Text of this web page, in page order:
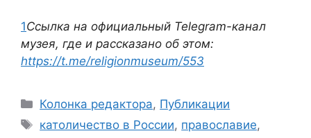
1Ссылка на официальный Telegram-канал
музея, где и рассказано об этом:
https://t.me/religionmuseum/553
Рубрики
Колонка редактора, Публикации
Метки
католичество в России, православие,